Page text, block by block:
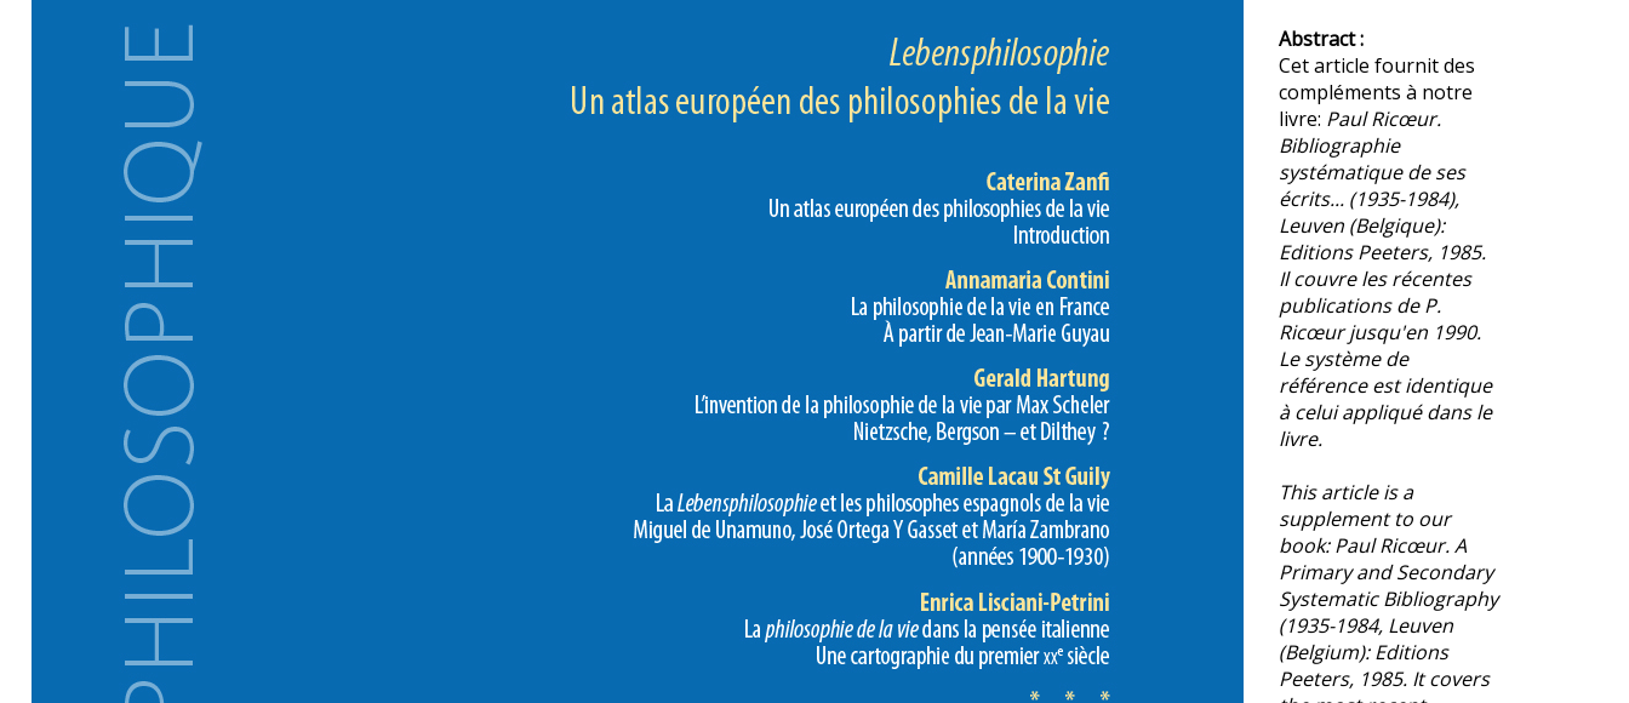
Abstract :
Cet article fournit des
compléments à notre
livre: Paul Ricœur.
Bibliographie
systématique de ses
écrits... (1935-1984),
Leuven (Belgique):
Editions Peeters, 1985.
Il couvre les récentes
publications de P.
Ricœur jusqu'en 1990.
Le système de
référence est identique
à celui appliqué dans le
livre.
This article is a
supplement to our
book:Paul Ricœur. A
Primary and Secondary
Systematic Bibliography
(1935-1984, Leuven
(Belgium): Editions
Peeters, 1985. It covers